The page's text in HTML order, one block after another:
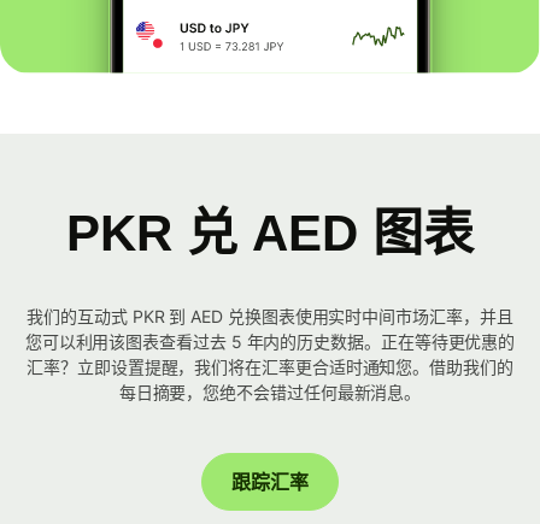
PKR 兑 AED 图表
我们的互动式 PKR 到 AED 兑换图表使用实时中间市场汇率，并且
您可以利用该图表查看过去 5 年内的历史数据。正在等待更优惠的
汇率？立即设置提醒，我们将在汇率更合适时通知您。借助我们的
每日摘要，您绝不会错过任何最新消息。
跟踪汇率